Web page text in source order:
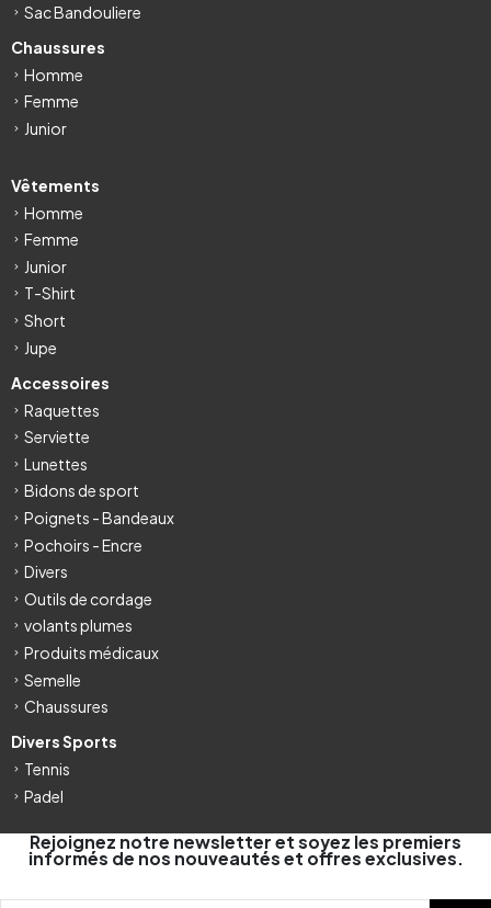
Sac Bandouliere
Chaussures
Homme
Femme
Junior
Vêtements
Homme
Femme
Junior
T-Shirt
Short
Jupe
Accessoires
Raquettes
Serviette
Lunettes
Bidons de sport
Poignets - Bandeaux
Pochoirs - Encre
Divers
Outils de cordage
volants plumes
Produits médicaux
Semelle
Chaussures
Divers Sports
Tennis
Padel
Rejoignez notre newsletter et soyez les premiers
informés de nos nouveautés et offres exclusives.